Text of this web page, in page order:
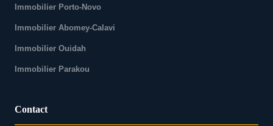
Immobilier Porto-Novo
Immobilier Abomey-Calavi
Immobilier Ouidah
Immobilier Parakou
Contact